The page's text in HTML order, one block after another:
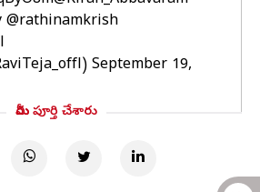
@rathinamkrish
September 19,
మీరు పూర్తి చేశారు